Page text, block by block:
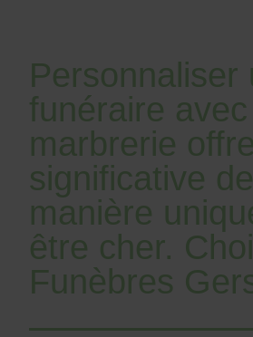
funéraire
marbrerie
significative
manière
être cher.
Funèbres